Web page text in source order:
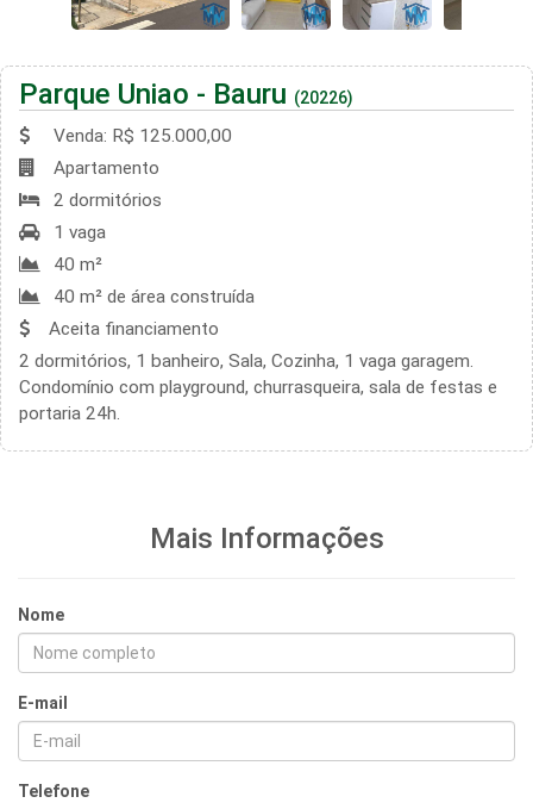
Parque Uniao - Bauru (20226)
Venda: R$ 125.000,00
Apartamento
2 dormitórios
1 vaga
40 m²
40 m² de área construída
Aceita financiamento
2 dormitórios, 1 banheiro, Sala, Cozinha, 1 vaga garagem.
Condomínio com playground, churrasqueira, sala de festas e
portaria 24h.
Mais Informações
Nome
E-mail
Telefone